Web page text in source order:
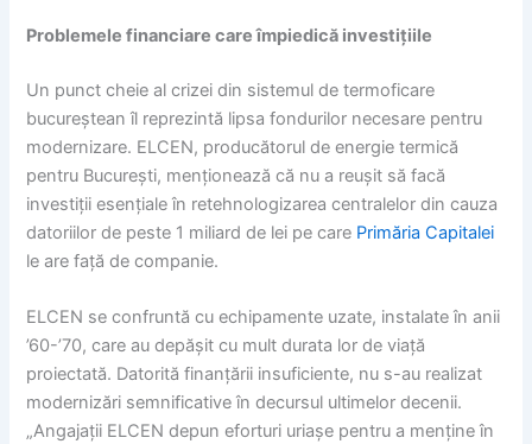
Problemele financiare care împiedică investițiile
Un punct cheie al crizei din sistemul de termoficare
bucureștean îl reprezintă lipsa fondurilor necesare pentru
modernizare. ELCEN, producătorul de energie termică
pentru București, menționează că nu a reușit să facă
investiții esențiale în retehnologizarea centralelor din cauza
datoriilor de peste 1 miliard de lei pe care Primăria Capitalei
le are față de companie.
ELCEN se confruntă cu echipamente uzate, instalate în anii
’60-’70, care au depășit cu mult durata lor de viață
proiectată. Datorită finanțării insuficiente, nu s-au realizat
modernizări semnificative în decursul ultimelor decenii.
„Angajații ELCEN depun eforturi uriașe pentru a menține în